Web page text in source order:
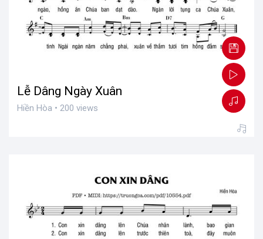
Lễ Dâng Ngày Xuân
Hiền Hòa • 200 views